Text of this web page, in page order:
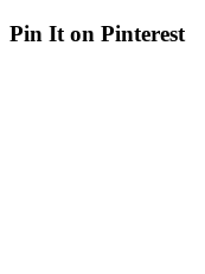
Pin It on Pinterest